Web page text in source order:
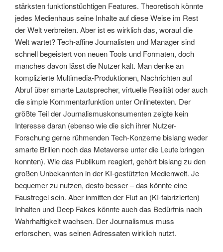
stärksten funktionstüchtigen Features. Theoretisch könnte
jedes Medienhaus seine Inhalte auf diese Weise im Rest
der Welt verbreiten. Aber ist es wirklich das, worauf die
Welt wartet? Tech-affine Journalisten und Manager sind
schnell begeistert von neuen Tools und Formaten, doch
manches davon lässt die Nutzer kalt. Man denke an
komplizierte Multimedia-Produktionen, Nachrichten auf
Abruf über smarte Lautsprecher, virtuelle Realität oder auch
die simple Kommentarfunktion unter Onlinetexten. Der
größte Teil der Journalismuskonsumenten zeigte kein
Interesse daran (ebenso wie die sich ihrer Nutzer-
Forschung gerne rühmenden Tech-Konzerne bislang weder
smarte Brillen noch das Metaverse unter die Leute bringen
konnten). Wie das Publikum reagiert, gehört bislang zu den
großen Unbekannten in der KI-gestützten Medienwelt. Je
bequemer zu nutzen, desto besser – das könnte eine
Faustregel sein. Aber inmitten der Flut an (KI-fabrizierten)
Inhalten und Deep Fakes könnte auch das Bedürfnis nach
Wahrhaftigkeit wachsen. Der Journalismus muss
erforschen, was seinen Adressaten wirklich nutzt.